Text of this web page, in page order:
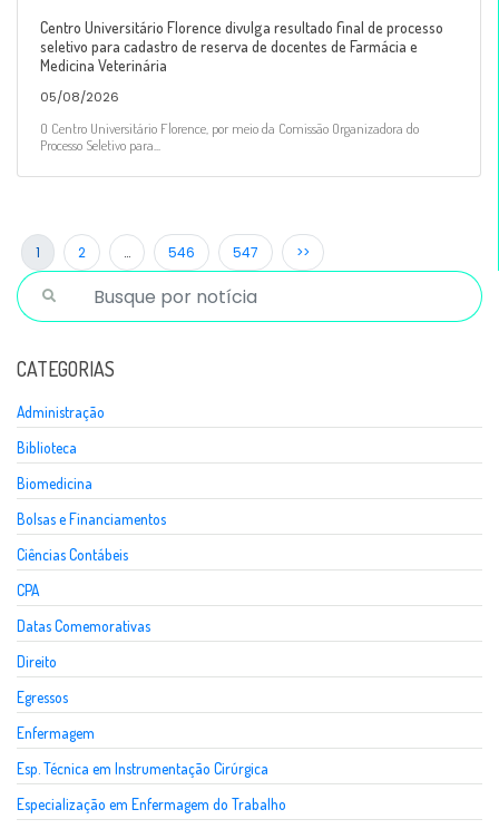
Centro Universitário Florence divulga resultado final de processo
seletivo para cadastro de reserva de docentes de Farmácia e
Medicina Veterinária
05/08/2026
O Centro Universitário Florence, por meio da Comissão Organizadora do
Processo Seletivo para...
1 2 … 546 547 >>
CATEGORIAS
Administração
Biblioteca
Biomedicina
Bolsas e Financiamentos
Ciências Contábeis
CPA
Datas Comemorativas
Direito
Egressos
Enfermagem
Esp. Técnica em Instrumentação Cirúrgica
Especialização em Enfermagem do Trabalho